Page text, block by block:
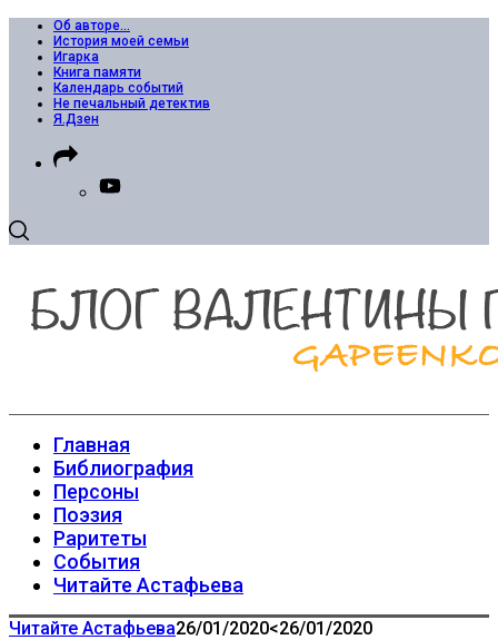
Об авторе…
История моей семьи
Игарка
Книга памяти
Календарь событий
Не печальный детектив
Я.Дзен
Главная
Библиография
Персоны
Поэзия
Раритеты
События
Читайте Астафьева
Читайте Астафьева26/01/2020<26/01/2020